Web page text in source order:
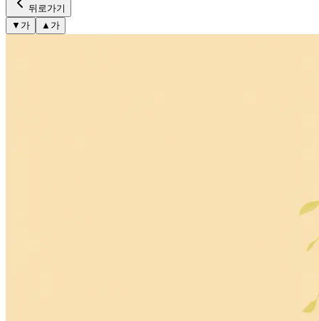
뒤로가기
▼ 가 ▲ 가